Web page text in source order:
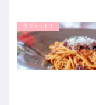
ラヴィット！